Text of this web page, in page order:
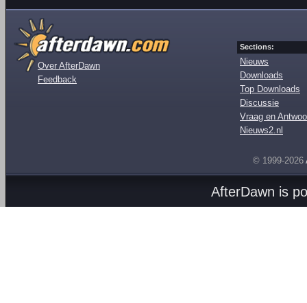
Over AfterDawn
Feedback
Sections:
Nieuws
Downloads
Top Downloads
Discussie
Vraag en
Nieuws2.nl
© 1999-2026
AfterDawn is